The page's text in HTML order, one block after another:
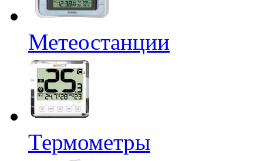
Метеостанции
Термометры